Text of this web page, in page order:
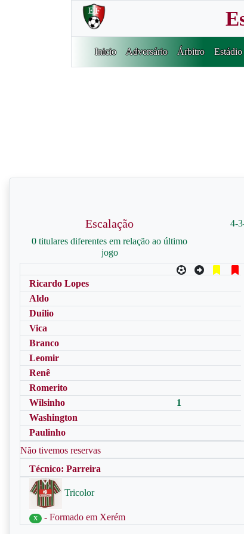
Inicio Adversário Árbitro Estádio
Escalação
0 titulares diferentes em relação ao último
jogo
4-
Ricardo Lopes
Aldo
Duilio
Vica
Branco
Leomir
Renê
Romerito
Wilsinho
1
Washington
Paulinho
Não tivemos reservas
Técnico: Parreira
Tricolor
X - Formado em Xerém